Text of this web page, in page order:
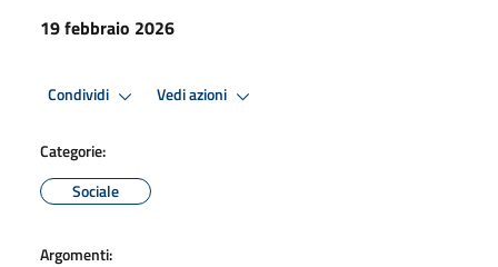
19 febbraio 2026
Condividi Vedi azioni
Categorie:
Sociale
Argomenti: